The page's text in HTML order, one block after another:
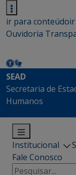
ir para conteúdo
Ouvidoria
SEAD
Secretaria de
Humanos
Institucional
Fale Conosco
Pesquisar